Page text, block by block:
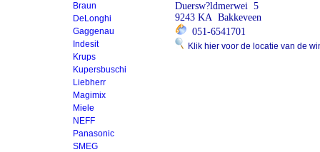
Braun
DeLonghi
Gaggenau
Indesit
Krups
Kupersbuschi
Liebherr
Magimix
Miele
NEFF
Panasonic
SMEG
Duersw?ldmerwei 5
9243 KA Bakkeveen
051-6541701
Klik hier voor de locatie van de